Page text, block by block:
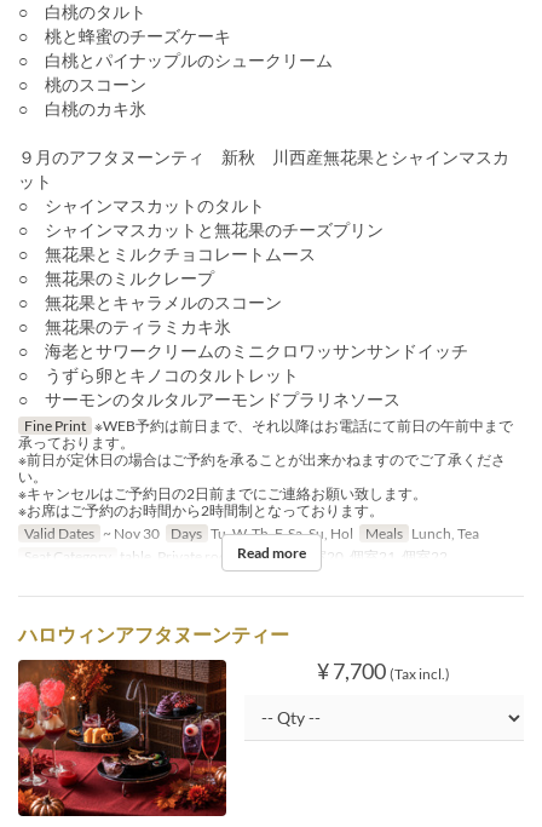
○ 白桃のタルト
○ 桃と蜂蜜のチーズケーキ
○ 白桃とパイナップルのシュークリーム
○ 桃のスコーン
○ 白桃のカキ氷
９月のアフタヌーンティ 新秋 川西産無花果とシャインマスカ
ット
○ シャインマスカットのタルト
○ シャインマスカットと無花果のチーズプリン
○ 無花果とミルクチョコレートムース
○ 無花果のミルクレープ
○ 無花果とキャラメルのスコーン
○ 無花果のティラミカキ氷
○ 海老とサワークリームのミニクロワッサンサンドイッチ
○ うずら卵とキノコのタルトレット
○ サーモンのタルタルアーモンドプラリネソース
Fine Print ※WEB予約は前日まで、それ以降はお電話にて前日の午前中まで
承っております。
※前日が定休日の場合はご予約を承ることが出来かねますのでご了承くださ
い。
※キャンセルはご予約日の2日前までにご連絡お願い致します。
※お席はご予約のお時間から2時間制となっております。
Valid Dates ~ Nov 30 Days Tu, W, Th, F, Sa, Su, Hol Meals Lunch, Tea
Seat Category
table, Private room, 個室19, 個室20, 個室21, 個室22
Read more
ハロウィンアフタヌーンティー
¥ 7,700 (Tax incl.)